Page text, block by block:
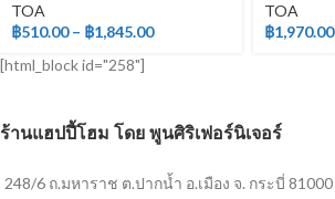
TOA
฿510.00 – ฿1,845.00
TOA
฿1,970.00
[html_block id="258"]
ร้านแฮปปี้โฮม โดย พูนศิริเฟอร์นิเจอร์
248/6 ถ.มหาราช ต.ปากน้ำ อ.เมือง จ. กระบี่ 81000